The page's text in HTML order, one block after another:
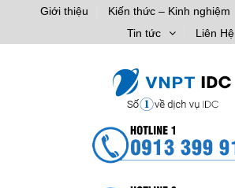
Giới thiệu Kiến thức – Kinh nghiệm
Tin tức
Liên Hệ